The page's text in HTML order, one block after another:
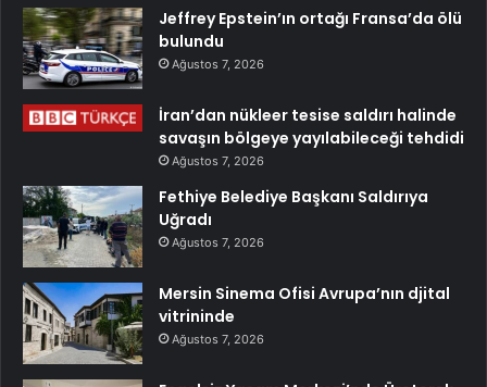
Jeffrey Epstein’ın ortağı Fransa’da ölü
bulundu
Ağustos 7, 2026
İran’dan nükleer tesise saldırı halinde
savaşın bölgeye yayılabileceği tehdidi
Ağustos 7, 2026
Fethiye Belediye Başkanı Saldırıya
Uğradı
Ağustos 7, 2026
Mersin Sinema Ofisi Avrupa’nın djital
vitrininde
Ağustos 7, 2026